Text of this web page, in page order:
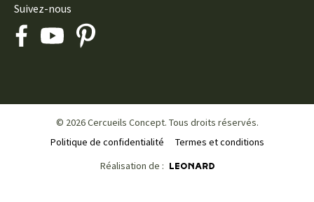
Suivez-nous
© 2026 Cercueils Concept. Tous droits réservés.
Politique de confidentialité
Termes et conditions
Réalisation de :